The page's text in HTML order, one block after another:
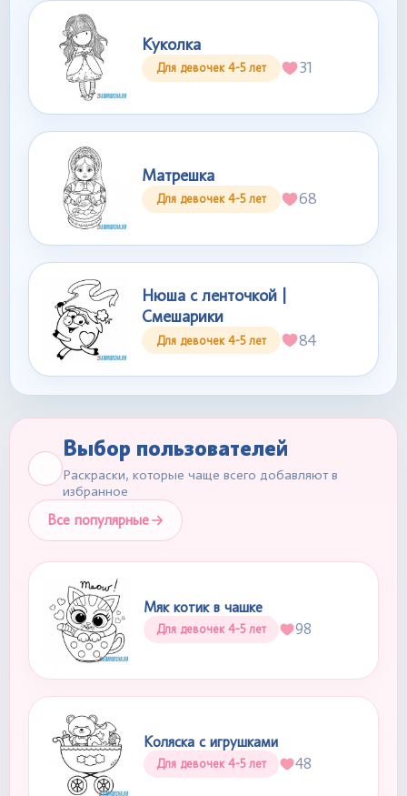
Куколка
Для девочек 4-5 лет 31
Матрешка
Для девочек 4-5 лет 68
Нюша с ленточкой |
Смешарики
Для девочек 4-5 лет 84
Выбор пользователей
Раскраски, которые чаще всего добавляют в
избранное
Все популярные
Мяк котик в чашке
Для девочек 4-5 лет 98
Коляска с игрушками
Для девочек 4-5 лет 48